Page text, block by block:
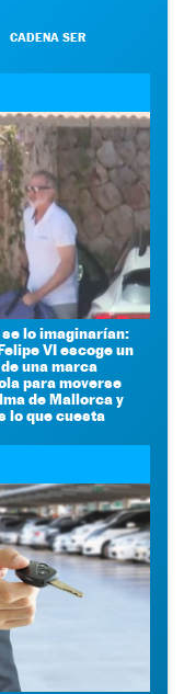
CADENA SER
lo imaginarían:
VI escoge un
una marca
para moverse
de Mallorca y
lo que cuesta